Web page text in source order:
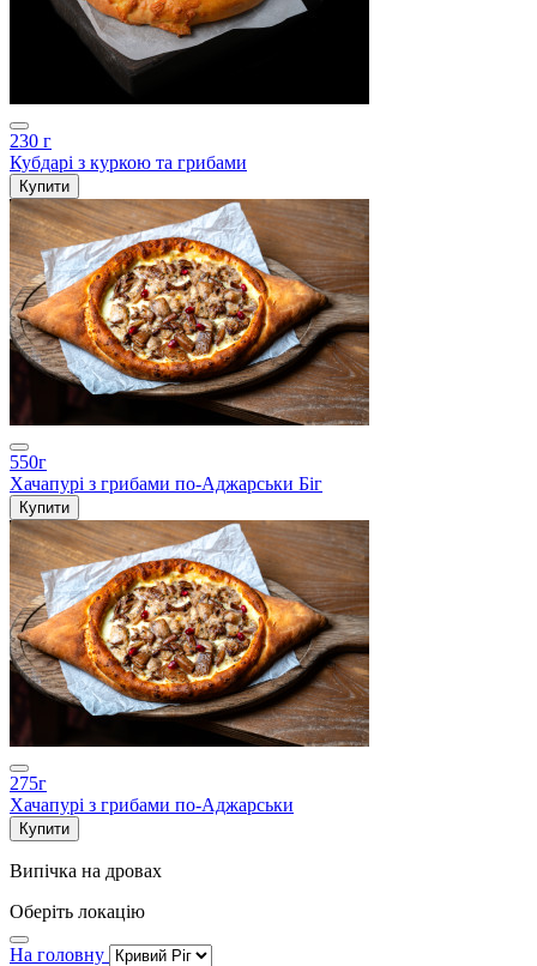
230 г
Кубдарі з куркою та грибами
Купити
550г
Хачапурі з грибами по-Аджарськи Біг
Купити
275г
Хачапурі з грибами по-Аджарськи
Купити
Випічка на дровах
Оберіть локацію
На головну